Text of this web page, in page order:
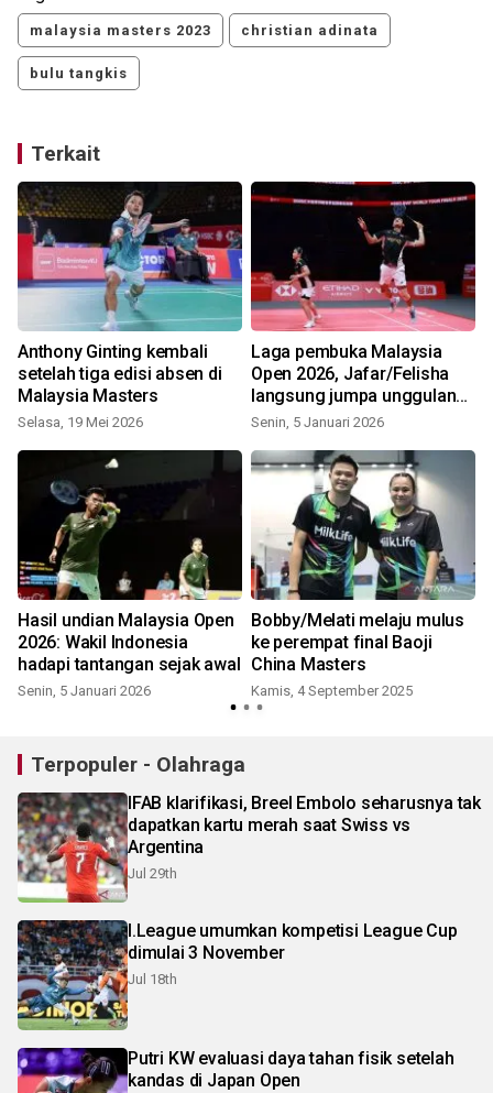
malaysia masters 2023 christian adinata
bulu tangkis
Terkait
Anthony Ginting kembali
setelah tiga edisi absen di
Malaysia Masters
Selasa, 19 Mei 2026
Laga pembuka Malaysia
Open 2026, Jafar/Felisha
langsung jumpa unggulan
keempat
Senin, 5 Januari 2026
Hasil undian Malaysia Open
2026: Wakil Indonesia
hadapi tantangan sejak awal
Senin, 5 Januari 2026
Bobby/Melati melaju mulus
ke perempat final Baoji
China Masters
Kamis, 4 September 2025
Terpopuler - Olahraga
IFAB klarifikasi, Breel Embolo seharusnya tak
dapatkan kartu merah saat Swiss vs
Argentina
Jul 29th
I.League umumkan kompetisi League Cup
dimulai 3 November
Jul 18th
Putri KW evaluasi daya tahan fisik setelah
kandas di Japan Open